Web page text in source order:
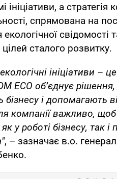
ініціативи, а стратегія
спрямована на
свідомості
сталого розвитку.
ініціативи –
ECO об’єднує
бізнесу і допомагають
компанії важливо,
у роботі бізнесу, так
, – зазначає в.о.